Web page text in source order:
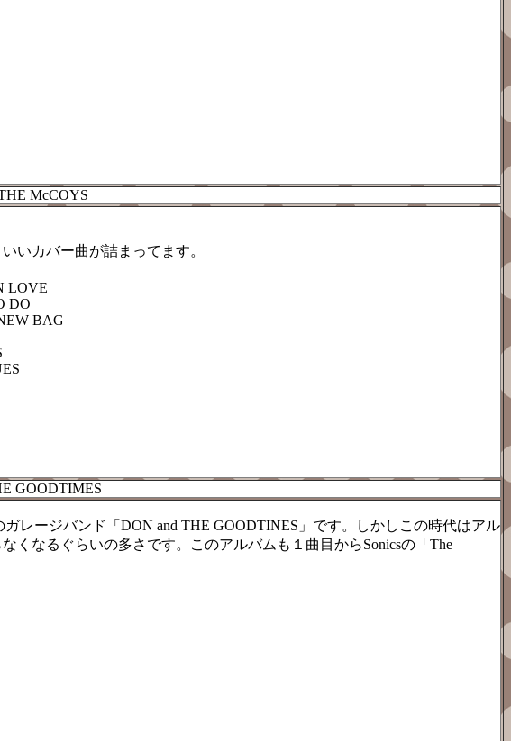
McCOYS
いカバー曲が詰まってます。
BAG
GOODTIMES
レージバンド「DON and THE GOODTINES」です。しかしこの時代はアル
くなるぐらいの多さです。このアルバムも１曲目からSonicsの「The